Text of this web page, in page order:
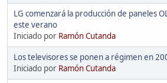
LG comenzará la producción de paneles
este verano
Iniciado por Ramón Cutanda
Los televisores se ponen a régimen en
Iniciado por Ramón Cutanda